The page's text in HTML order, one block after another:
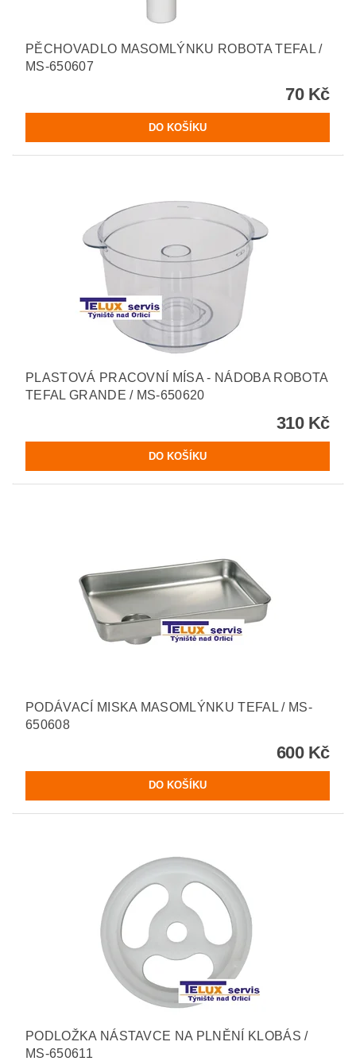
PĚCHOVADLO MASOMLÝNKU ROBOTA TEFAL /
MS-650607
70 Kč
PLASTOVÁ PRACOVNÍ MÍSA - NÁDOBA ROBOTA
TEFAL GRANDE / MS-650620
310 Kč
PODÁVACÍ MISKA MASOMLÝNKU TEFAL / MS-
650608
600 Kč
PODLOŽKA NÁSTAVCE NA PLNĚNÍ KLOBÁS /
MS-650611